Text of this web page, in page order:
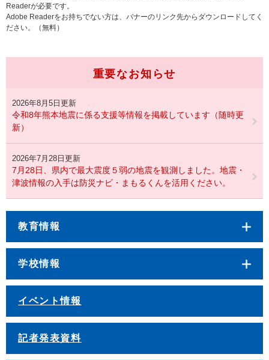
Readerが必要です。
Adobe Readerをお持ちでない方は、バナーのリンク先からダウンロードしてく
ださい。（無料）
重要なお知らせ
2026年8月5日更新
令和8年熊本地震に係る支援等情報を掲載しています（随時更
新）
2026年7月28日更新
7月28日、県内で最大震度５弱の地震を観測しました。地震・
津波情報の入手は防災ナビ・まもるくんを活用ください。
教育情報
学校情報
イベント情報
記者発表資料